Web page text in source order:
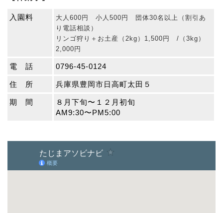
入園料
大人600円 小人500円 団体30名以上（割引あ
り電話相談）
リンゴ狩り＋お土産（2kg）1,500円 /（3kg）
2,000円
電 話 0796-45-0124
住 所 兵庫県豊岡市日高町太田５
期 間
８月下旬〜１２月初旬
AM9:30〜PM5:00